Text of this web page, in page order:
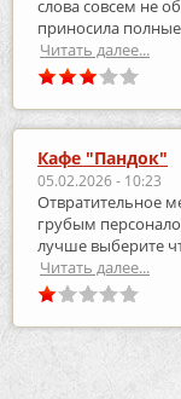
слова совсем не
приносила
Читать далее...
Кафе "Пандок"
05.02.2026 - 10:23
Отвратительное
грубым
лучше выберите
Читать далее...